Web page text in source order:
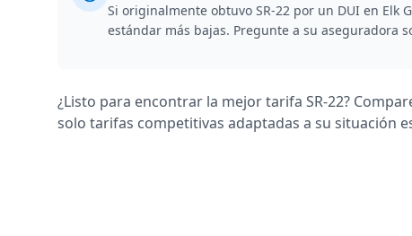
Si originalmente obtuvo SR-22 por un DUI en
estándar más bajas. Pregunte a su aseguradora
¿Listo para encontrar la mejor tarifa SR-22?
solo tarifas competitivas adaptadas a su situación